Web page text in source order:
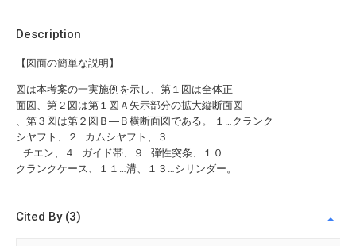
Description
【図面の簡単な説明】
図は本考案の一実施例を示し、第１図は全体正
面図、第２図は第１図Ａ矢示部分の拡大縦断面図
、第３図は第２図Ｂ―Ｂ横断面図である。 １…クランク
シヤフト、２…カムシヤフト、３
…チエン、４…ガイド帯、９…弾性突条、１０…
クランクケース、１１…溝、１３…シリンダー。
Cited By (3)